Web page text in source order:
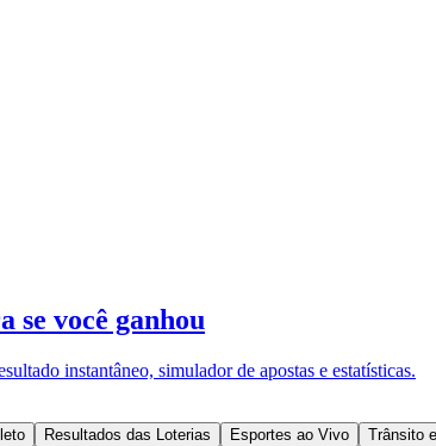
se você ganhou
instantâneo, simulador de apostas e estatísticas.
Resultados das Loterias Esportes ao Vivo Trânsito